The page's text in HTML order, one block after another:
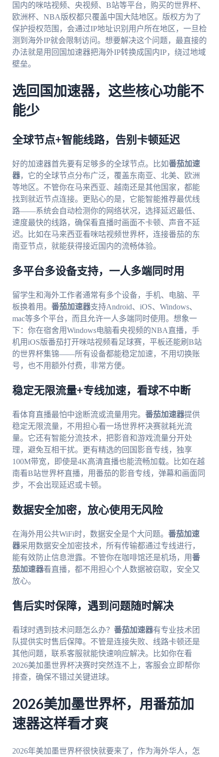
国内的咪咕视频、央视频、B站等平台，购买的世界杯、
欧洲杯、NBA版权都只覆盖中国大陆地区。版权方为了
保护授权范围，会通过IP地址识别用户所在地区，一旦检
测到海外IP就会限制访问。想要解决这个问题，最直接的
办法就是用回国加速器把海外IP转换成国内IP，绕过地域
壁垒。
选回国加速器，这些核心功能不
能少
全球节点+智能线路，告别卡顿延迟
好的加速器首先要有足够多的全球节点。比如番茄加速
器，它的全球节点分布广泛，覆盖东南亚、北美、欧洲
等地区。不管你在马来西亚、越南还是其他国家，都能
找到就近节点连接。更贴心的是，它能智能推荐最优线
路——系统会自动检测你的网络状况，选择延迟最低、
速度最快的线路，确保看直播时画面不卡顿、声音不延
迟。比如在马来西亚看咪咕视频世界杯，连接番茄的东
南亚节点，就能获得接近国内的流畅体验。
多平台多设备支持，一人多端同时用
留学生和海外工作者通常有多个设备，手机、电脑、平
板换着用。 番茄加速器支持Android、iOS、Windows、
mac等多个平台，而且允许一人多端同时使用。想象一
下：你在宿舍用Windows电脑看央视频的NBA直播，手
机用iOS版番茄打开咪咕视频看足球赛，平板还能刷B站
的世界杯集锦——所有设备都能稳定加速，不用切换账
号，也不用额外付费，非常方便。
稳定无限流量+专线加速，看球不中断
看体育直播最怕中途断流或流量用完。 番茄加速器提供
稳定无限流量，不用担心看一场世界杯决赛就耗光流
量。它还有智能分流技术，把影音和游戏流量分开处
理，避免互相干扰。更有精选的回国影音专线，独享
100M带宽，即使是4K高清直播也能流畅加载。比如在越
南看B站世界杯直播，用番茄的影音专线，弹幕和画面同
步，不会出现延迟或卡顿。
数据安全加密，放心使用无风险
在海外用公共WiFi时，数据安全是个大问题。 番茄加速
器采用数据安全加密技术，所有传输都通过专线进行，
能有效防止信息泄露。不管你在咖啡馆还是机场，用番
茄加速器看直播，都不用担心个人数据被窃取，安全又
放心。
售后实时保障，遇到问题随时解决
看球时遇到技术问题怎么办？ 番茄加速器有专业技术团
队提供实时售后保障。不管是连接失败、线路卡顿还是
其他问题，联系客服就能快速响应解决。比如你在看
2026美加墨世界杯决赛时突然连不上，客服会立即帮你
排查，确保不错过关键进球。
2026美加墨世界杯，用番茄加
速器这样看才爽
2026年美加墨世界杯很快就要来了，作为海外华人，怎